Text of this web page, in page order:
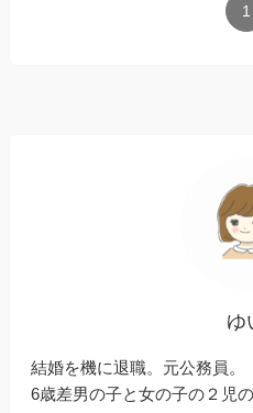
1
ゆ
結婚を機に退職。元公務員。
6歳差男の子と女の子の２児の